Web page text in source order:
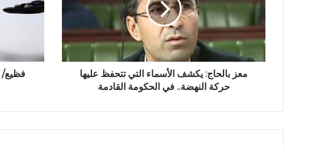
معز بالحاج: يكشف الأسماء التي تتحفظ عليها
حركة النهضة.. في الحكومة القادمة